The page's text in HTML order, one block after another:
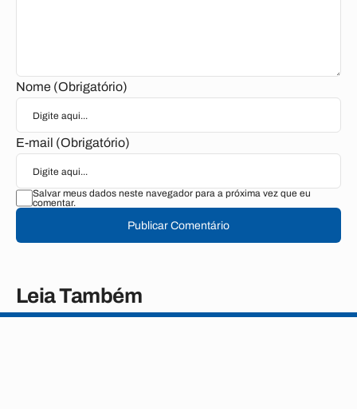
Nome (Obrigatório)
E-mail (Obrigatório)
Salvar meus dados neste navegador para a próxima vez que eu
comentar.
Publicar Comentário
Leia Também